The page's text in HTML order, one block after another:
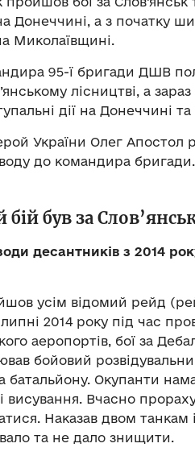
Донеччині, а з початку
Миколаївщині.
95-ї бригади ДШВ
лісництві, а
дії на Донеччині
України Олег Апостол
до командира бригади.
був за
десантників з 2014
усім відомий рейд
2014 року під час
аеропортів, бої за
бойовий
Окупанти
висування. Вчасно
Наказав двом танкам
та не дало знищити.